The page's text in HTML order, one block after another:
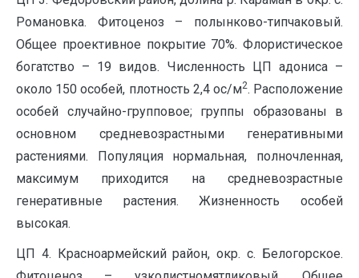
Романовка. Фитоценоз – полынково-типчаковый.
Общее проективное покрытие 70%. Флористическое
богатство – 19 видов. Численность ЦП адониса –
около 150 особей, плотность 2,4 ос/м2. Расположение
особей случайно-групповое; группы образованы в
основном средневозрастными генеративными
растениями. Популяция нормальная, полночленная,
максимум приходится на средневозрастные
генеративные растения. Жизненность особей
высокая.
ЦП 4. Красноармейский район, окр. с. Белогорское.